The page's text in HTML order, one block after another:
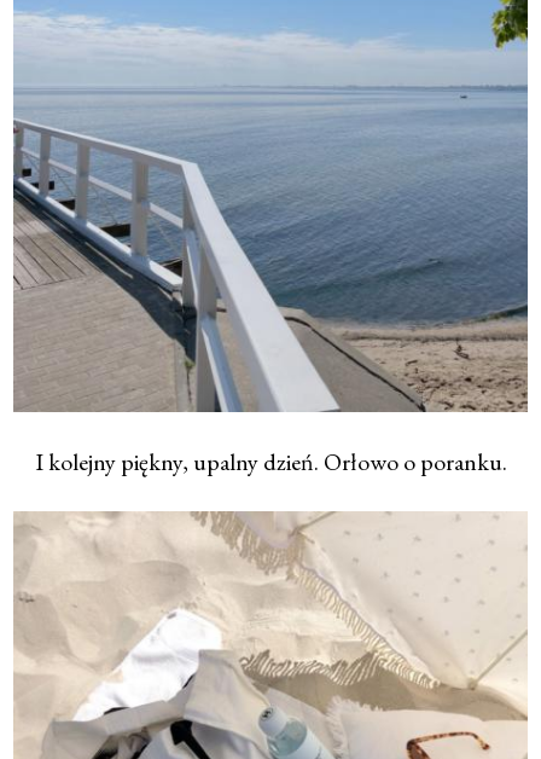
I kolejny piękny, upalny dzień. Orłowo o poranku.